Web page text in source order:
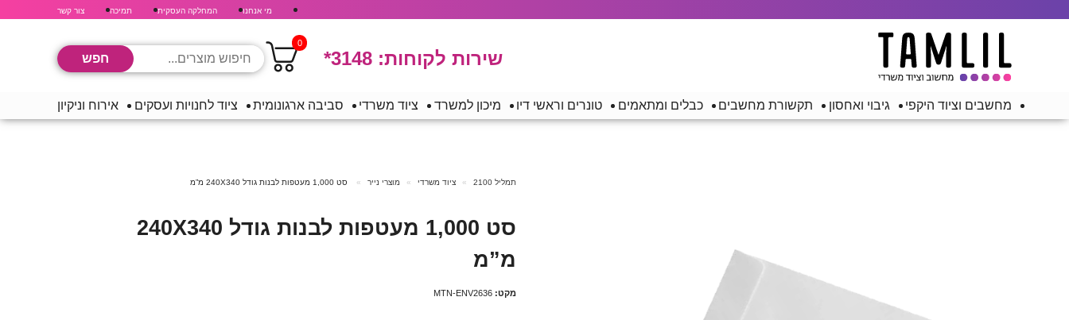
מי אנחנו המחלקה העסקית תמיכה צור קשר
שירות לקוחות: *3148
0
מחשבים וציוד היקפי גיבוי ואחסון תקשורת מחשבים כבלים ומתאמים טונרים וראשי דיו מיכון למשרד ציוד משרדי סביבה ארגונומית ציוד לחנויות ועסקים אירוח וניקיון
תמליל 2100 ציוד משרדי מוצרי נייר סט 1,000 מעטפות לבנות גודל 240X340 מ”מ
סט 1,000 מעטפות לבנות גודל 240X340
מ”מ
מקט: MTN-ENV2636